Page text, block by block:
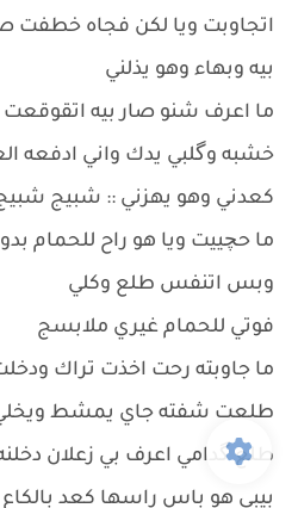
اتجاوبت ويا لكن فجاه خطفت
بيه وبهاء وهو يذلني
ما اعرف شنو صار بيه
خشبه وگلبي يدك واني ادفعه
كعدني وهو يهزني :: شبيج
ما حچييت ويا هو راح للحمام
وبس اتنفس طلع وكلي
فوتي للحمام غيري ملابسج
ما جاوبته رحت اخذت تراك
طلعت شفته جاي يمشط
طلع گدامي اعرف بي زعلان
بيبي هو باس راسها كعد بالكاع